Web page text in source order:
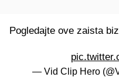
Pogledajte ove zaista
— Vid Clip Hero